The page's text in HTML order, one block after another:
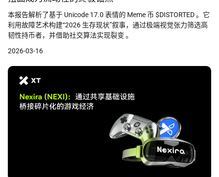
本报告解析了基于 Unicode 17.0 表情的 Meme 币 $DISTORTED 。它
利用故障艺术构建“2026 生存现状”叙事，通过极端视觉张力筛选高
韧性持币者，并借助社交算法实现裂变 。
2026-03-16